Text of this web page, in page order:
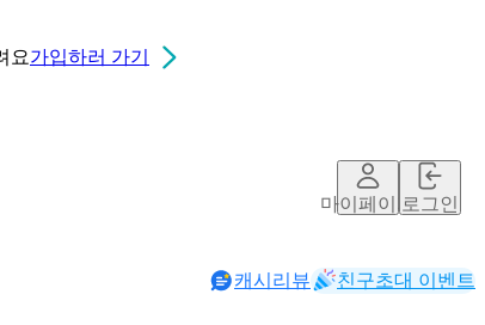
요가입하러 가기
마이페이지로그인
캐시리뷰 친구초대 이벤트